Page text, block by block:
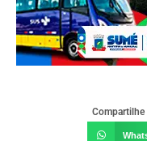
Compartilhe